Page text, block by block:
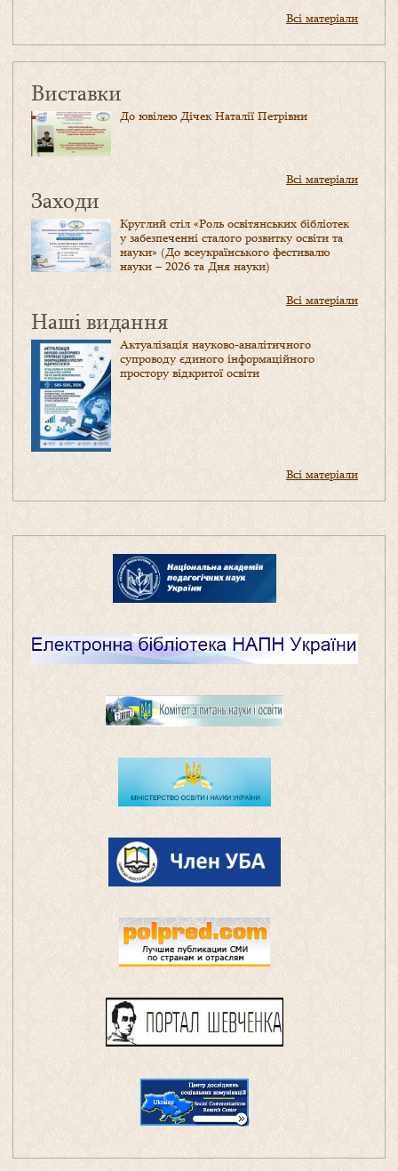
Всі матеріали
Виставки
До ювілею Дічек Наталії Петрівни
Всі матеріали
Заходи
Круглий стіл «Роль освітянських бібліотек
у забезпеченні сталого розвитку освіти та
науки» (До всеукраїнського фестивалю
науки – 2026 та Дня науки)
Всі матеріали
Наші видання
Актуалізація науково-аналітичного
супроводу єдиного інформаційного
простору відкритої освіти
Всі матеріали